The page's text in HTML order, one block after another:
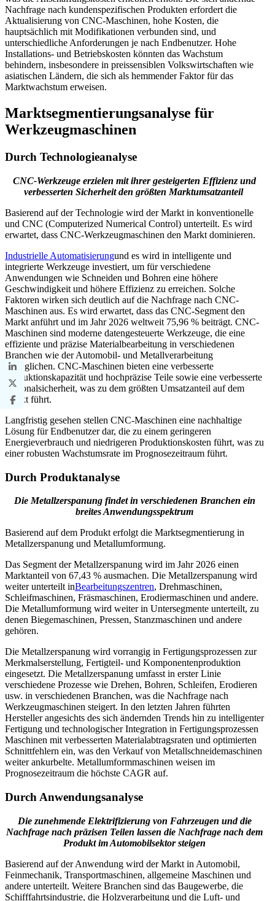
Nachfrage nach kundenspezifischen Produkten erfordert die
Aktualisierung von CNC-Maschinen, hohe Kosten, die
hauptsächlich mit Modifikationen verbunden sind, und
unterschiedliche Anforderungen je nach Endbenutzer. Hohe
Installations- und Betriebskosten könnten das Wachstum
behindern, insbesondere in preissensiblen Volkswirtschaften wie
asiatischen Ländern, die sich als hemmender Faktor für das
Marktwachstum erweisen.
Marktsegmentierungsanalyse für
Werkzeugmaschinen
Durch Technologieanalyse
CNC-Werkzeuge erzielen mit ihrer gesteigerten Effizienz und
verbesserten Sicherheit den größten Marktumsatzanteil
Basierend auf der Technologie wird der Markt in konventionelle
und CNC (Computerized Numerical Control) unterteilt. Es wird
erwartet, dass CNC-Werkzeugmaschinen den Markt dominieren.
Industrielle Automatisierungund es wird in intelligente und
integrierte Werkzeuge investiert, um für verschiedene
Anwendungen wie Schneiden und Bohren eine höhere
Geschwindigkeit und höhere Effizienz zu erreichen. Solche
Faktoren wirken sich deutlich auf die Nachfrage nach CNC-
Maschinen aus. Es wird erwartet, dass das CNC-Segment den
Markt anführt und im Jahr 2026 weltweit 75,96 % beiträgt. CNC-
Maschinen sind moderne datengesteuerte Werkzeuge, die eine
effiziente und präzise Materialbearbeitung in verschiedenen
Branchen wie der Automobil- und Metallverarbeitung
ermöglichen. CNC-Maschinen bieten eine verbesserte
Produktionskapazität und hochpräzise Teile sowie eine verbesserte
Personalsicherheit, was zu dem größten Umsatzanteil auf dem
Markt führt.
Langfristig gesehen stellen CNC-Maschinen eine nachhaltige
Lösung für Endbenutzer dar, die zu einem geringeren
Energieverbrauch und niedrigeren Produktionskosten führt, was zu
einer robusten Wachstumsrate im Prognosezeitraum führt.
Durch Produktanalyse
Die Metallzerspanung findet in verschiedenen Branchen ein
breites Anwendungsspektrum
Basierend auf dem Produkt erfolgt die Marktsegmentierung in
Metallzerspanung und Metallumformung.
Das Segment der Metallzerspanung wird im Jahr 2026 einen
Marktanteil von 67,43 % ausmachen. Die Metallzerspanung wird
weiter unterteilt inBearbeitungszentren, Drehmaschinen,
Schleifmaschinen, Fräsmaschinen, Erodiermaschinen und andere.
Die Metallumformung wird weiter in Untersegmente unterteilt, zu
denen Biegemaschinen, Pressen, Stanzmaschinen und andere
gehören.
Die Metallzerspanung wird vorrangig in Fertigungsprozessen zur
Merkmalserstellung, Fertigteil- und Komponentenproduktion
eingesetzt. Die Metallzerspanung umfasst in erster Linie
verschiedene Prozesse wie Drehen, Bohren, Schleifen, Erodieren
usw. in verschiedenen Branchen, was die Nachfrage nach
Werkzeugmaschinen steigert. In den letzten Jahren führten
Hersteller angesichts des sich ändernden Trends hin zu intelligenter
Fertigung und technologischer Integration in Fertigungsprozessen
Maschinen mit verbesserten Materialabtragsraten und optimierten
Schnittfehlern ein, was den Verkauf von Metallschneidemaschinen
weiter ankurbelte. Metallumformmaschinen weisen im
Prognosezeitraum die höchste CAGR auf.
Durch Anwendungsanalyse
Die zunehmende Elektrifizierung von Fahrzeugen und die
Nachfrage nach präzisen Teilen lassen die Nachfrage nach dem
Produkt im Automobilsektor steigen
Basierend auf der Anwendung wird der Markt in Automobil,
Feinmechanik, Transportmaschinen, allgemeine Maschinen und
andere unterteilt. Weitere Branchen sind das Baugewerbe, die
Schifffahrtsindustrie, die Holzverarbeitung und die Luft- und